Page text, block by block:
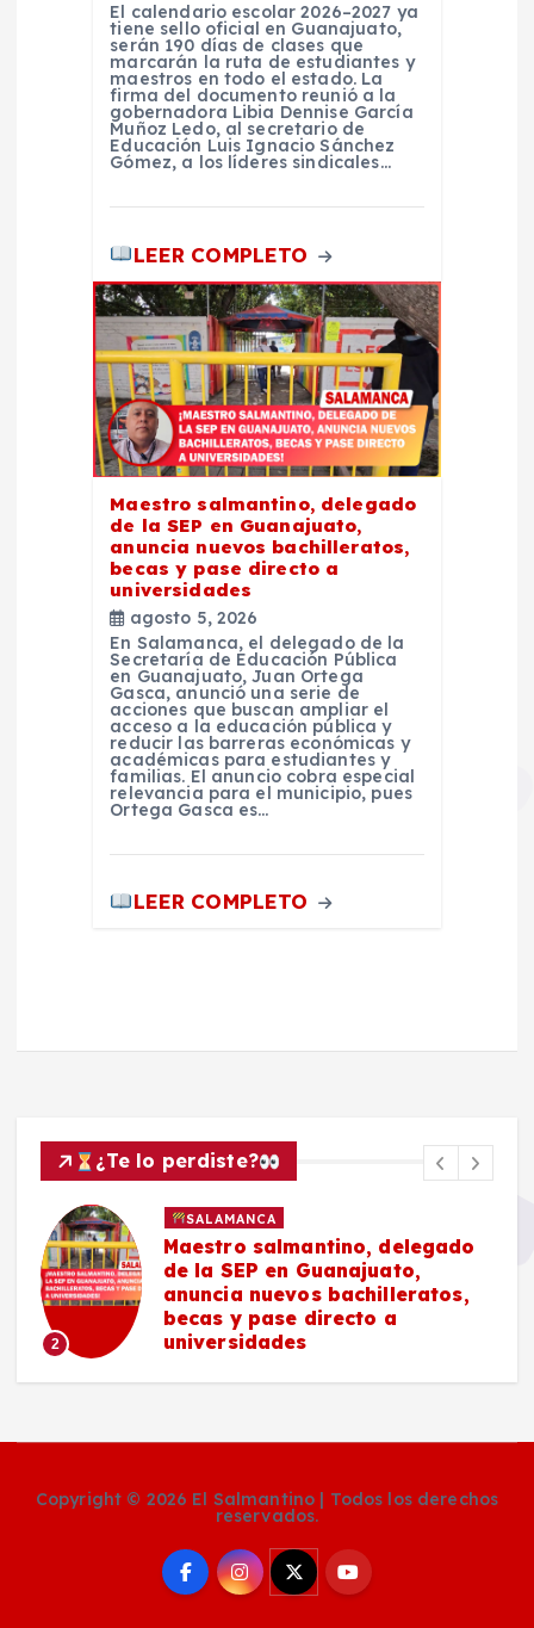
El calendario escolar 2026–2027 ya
tiene sello oficial en Guanajuato,
serán 190 días de clases que
marcarán la ruta de estudiantes y
maestros en todo el estado. La
firma del documento reunió a la
gobernadora Libia Dennise García
Muñoz Ledo, al secretario de
Educación Luis Ignacio Sánchez
Gómez, a los líderes sindicales…
LEER COMPLETO
Maestro salmantino, delegado
de la SEP en Guanajuato,
anuncia nuevos bachilleratos,
becas y pase directo a
universidades
agosto 5, 2026
En Salamanca, el delegado de la
Secretaría de Educación Pública
en Guanajuato, Juan Ortega
Gasca, anunció una serie de
acciones que buscan ampliar el
acceso a la educación pública y
reducir las barreras económicas y
académicas para estudiantes y
familias. El anuncio cobra especial
relevancia para el municipio, pues
Ortega Gasca es…
LEER COMPLETO
¿Te lo perdiste?
2
SALAMANCA
Maestro salmantino, delegado
de la SEP en Guanajuato,
anuncia nuevos bachilleratos,
becas y pase directo a
universidades
Copyright © 2026 El Salmantino | Todos los derechos
reservados.